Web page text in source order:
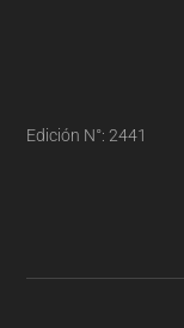
Edición N°: 2441